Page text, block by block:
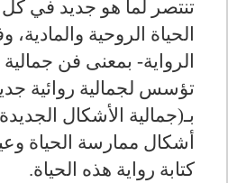
تنتصر لما هو جديد في
الحياة الروحية
الرواية- بمعنى فن جمالية
تؤسس لجمالية روائية
بـ(جمالية الأشكال
أشكال ممارسة الحياة
كتابة رواية هذه الحياة.